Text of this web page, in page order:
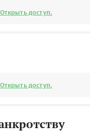
Открыть доступ.
Открыть доступ.